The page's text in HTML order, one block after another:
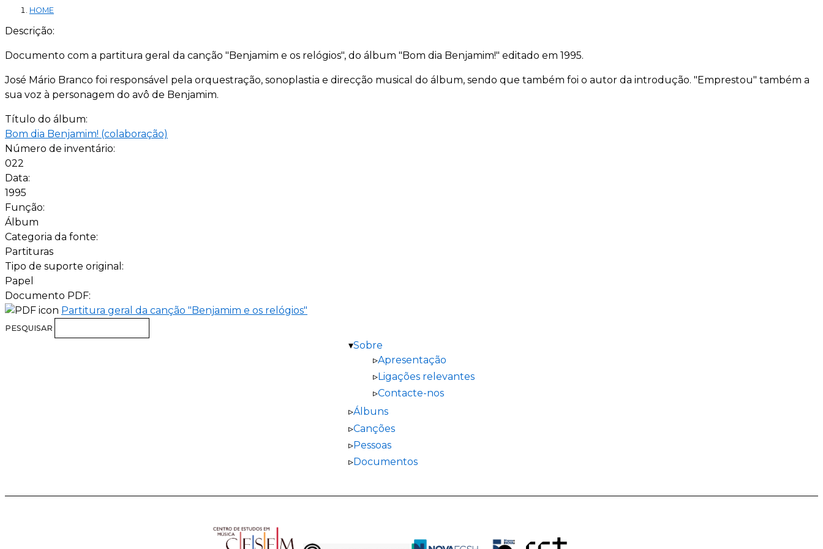
HOME
Descrição:
Documento com a partitura geral da canção "Benjamim e os relógios", do álbum "Bom dia Benjamim!" editado em 1995.
José Mário Branco foi responsável pela orquestração, sonoplastia e direcção musical do álbum, sendo que também foi o autor da introdução. "Emprestou" também a
sua voz à personagem do avô de Benjamim.
Título do álbum:
Bom dia Benjamim! (colaboração)
Número de inventário:
022
Data:
1995
Função:
Álbum
Categoria da fonte:
Partituras
Tipo de suporte original:
Papel
Documento PDF:
Partitura geral da canção "Benjamim e os relógios"
PESQUISAR
Sobre
Apresentação
Ligações relevantes
Contacte-nos
Álbuns
Canções
Pessoas
Documentos